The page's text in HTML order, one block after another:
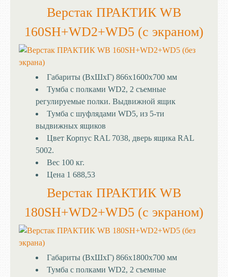
Верстак ПРАКТИК WB
160SH+WD2+WD5 (с экраном)
Габариты (ВхШхГ) 866x1600x700 мм
Тумба с полками WD2, 2 съемные
регулируемые полки. Выдвижной ящик
Тумба с шуфлядами WD5, из 5-ти
выдвижных ящиков
Цвет Корпус RAL 7038, дверь ящика RAL
5002.
Вес 100 кг.
Цена 1 688,53
Верстак ПРАКТИК WB
180SH+WD2+WD5 (с экраном)
Габариты (ВхШхГ) 866x1800x700 мм
Тумба с полками WD2, 2 съемные